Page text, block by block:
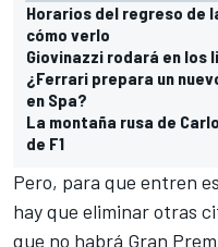
Horarios del regreso de
cómo verlo
Giovinazzi rodará en los
¿Ferrari prepara un
en Spa?
La montaña rusa de
de F1
Pero, para que entren
hay que eliminar otras
que no habrá Gran